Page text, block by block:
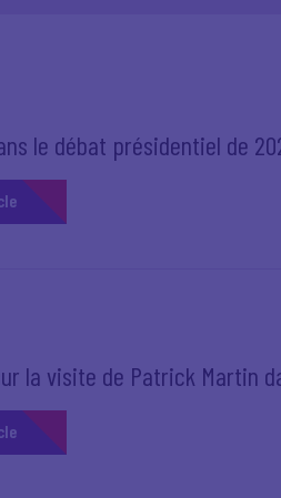
le débat présidentiel de
la visite de Patrick Martin